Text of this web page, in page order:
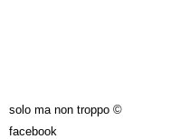
solo ma non troppo ©
facebook